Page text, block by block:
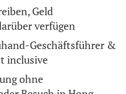
Geld
verfügen
Geschäftsführer &
inclusive
ohne